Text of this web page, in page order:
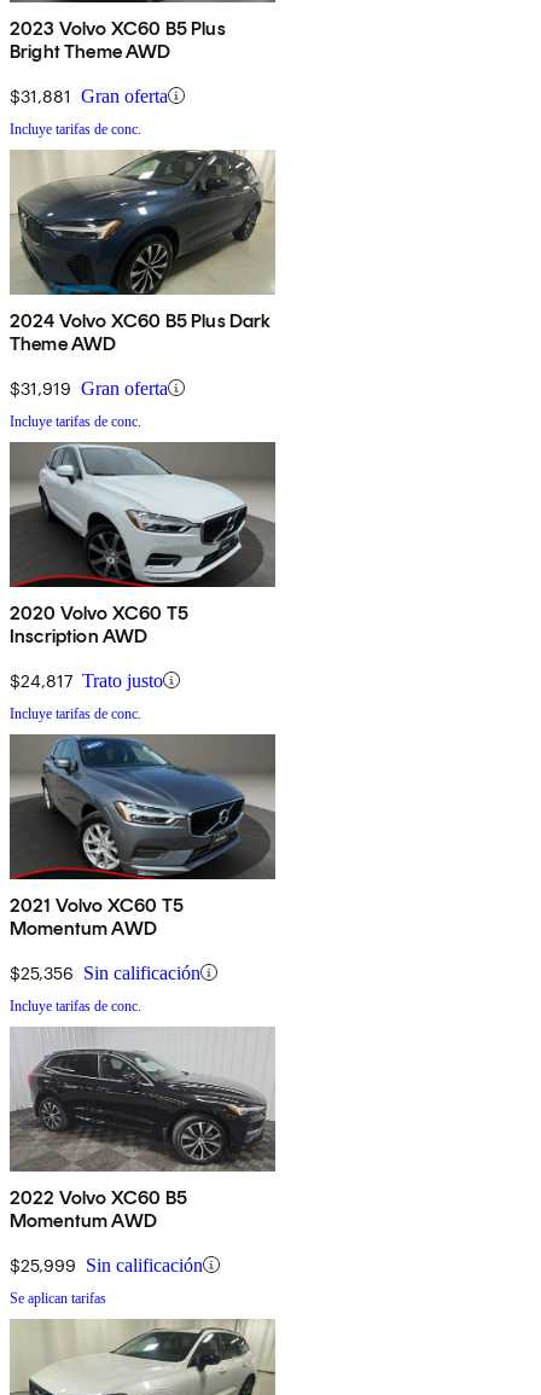
2023 Volvo XC60 B5 Plus
Bright Theme AWD
$31,881 Gran oferta
Incluye tarifas de conc.
2024 Volvo XC60 B5 Plus Dark
Theme AWD
$31,919 Gran oferta
Incluye tarifas de conc.
2020 Volvo XC60 T5
Inscription AWD
$24,817 Trato justo
Incluye tarifas de conc.
2021 Volvo XC60 T5
Momentum AWD
$25,356 Sin calificación
Incluye tarifas de conc.
2022 Volvo XC60 B5
Momentum AWD
$25,999 Sin calificación
Se aplican tarifas